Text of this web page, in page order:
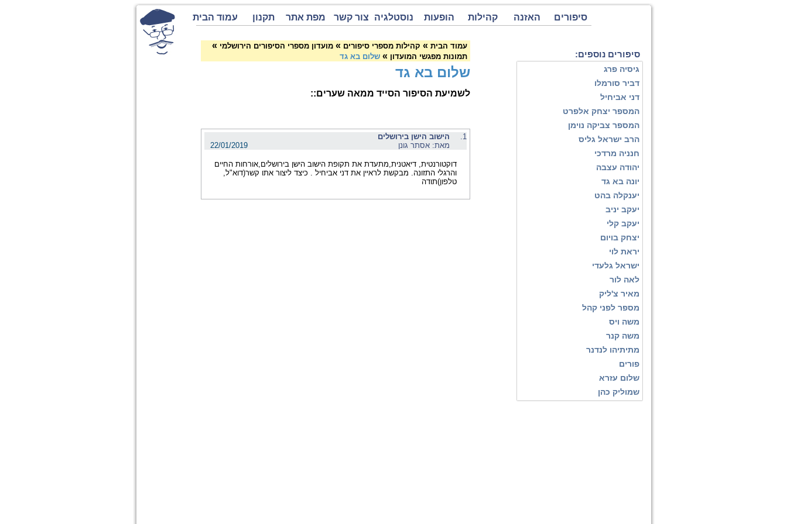
סיפורים האזנה קהילות הופעות נוסטלגיה צור קשר מפת אתר תקנון עמוד הבית
סיפורים נוספים:
גיסיה פרג
דביר סורמלו
דני אביחיל
המספר יצחק אלפרט
המספר צביקה נוימן
הרב ישראל גליס
חנניה מרדכי
יהודה עצבה
יונה בא גד
יענקלה בהט
יעקב יניב
יעקב קלי
יצחק בויום
יראת לוי
ישראל גלעדי
לאה לור
מאיר צ'ליק
מספר לפני קהל
משה ויס
משה קנר
מתיתיהו לנדנר
פורים
שלום עזרא
שמוליק כהן
עמוד הבית » קהילות מספרי סיפורים »מועדון מספרי הסיפורים הירושלמי »
תמונות מפגשי המועדון »שלום בא גד
שלום בא גד
לשמיעת הסיפור הסייד ממאה שערים::
1.
הישוב הישן בירושלים
מאת: אסתר גונן
22/01/2019
דוקטורנטית, דיאטנית,מתעדת את תקופת הישוב הישן בירושלים,אורחות החיים
והרגלי התזונה. מבקשת לראיין את דני אביחיל . כיצד ליצור אתו קשר(דוא"ל,
טלפון)תודה